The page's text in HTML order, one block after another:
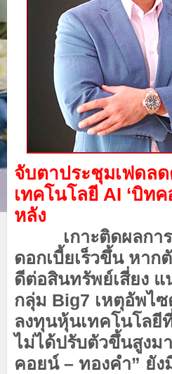
จับตาประชุมเฟดล
เทคโนโลยี AI ‘บิท
หลัง
เกาะติดผลการป
ดอกเบี้ยเร็วขึ้น หาก
ดีต่อสินทรัพย์เสี่ยง แ
กลุ่ม Big7 เหตุอัพไ
ลงทุนหุ้นเทคโนโลยี
ไม่ได้ปรับตัวขึ้นสูงม
คอยน์ – ทองคำ” ยั